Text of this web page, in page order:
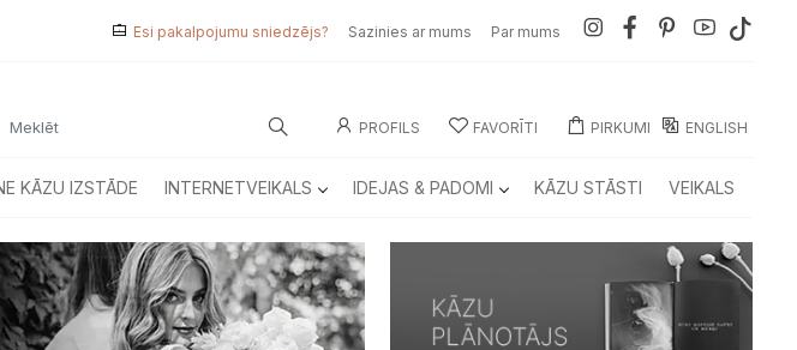
Esi pakalpojumu sniedzējs? Sazinies ar mums Par mums
PROFILS FAVORĪTI PIRKUMI ENGLISH
KĀZU IZSTĀDE INTERNETVEIKALS IDEJAS & PADOMI KĀZU STĀSTI VEIKALS